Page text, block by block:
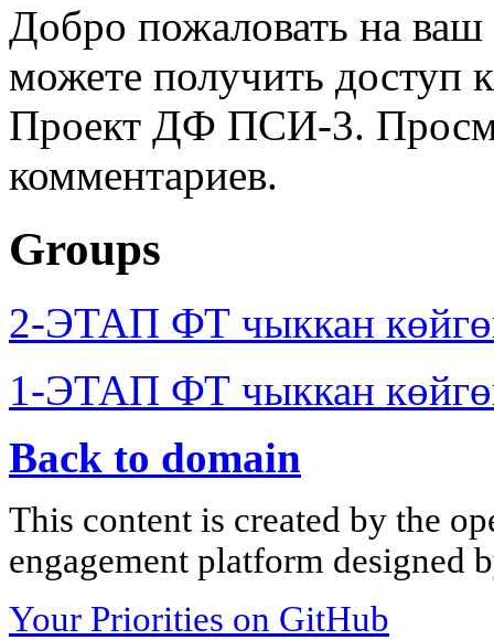
Добро пожаловать на
можете получить доступ
Проект ДФ ПСИ-3.
комментариев.
Groups
2-ЭТАП ФТ чыккан
1-ЭТАП ФТ чыккан
Back to domain
This content is created by the
engagement platform designed
Your Priorities on GitHub